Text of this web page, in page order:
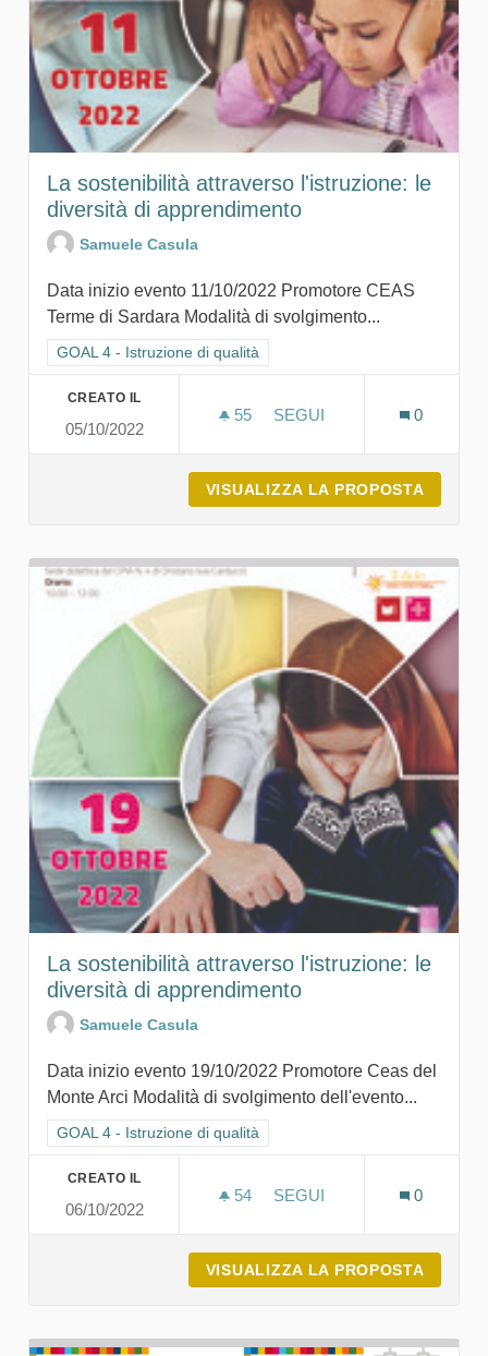
La sostenibilità attraverso l'istruzione: le
diversità di apprendimento
Samuele Casula
Data inizio evento 11/10/2022 Promotore CEAS
Terme di Sardara Modalità di svolgimento...
Filtra i risultati per categoria: GOAL 4 - Istruzione di qualità
GOAL 4 - Istruzione di qualità
CREATO IL
05/10/2022
55 55 SOSTENITORI
SEGUI
0
VISUALIZZA LA PROPOSTA
La sostenibilità attraverso l'istruzione: le
diversità di apprendimento
Samuele Casula
Data inizio evento 19/10/2022 Promotore Ceas del
Monte Arci Modalità di svolgimento dell'evento...
Filtra i risultati per categoria: GOAL 4 - Istruzione di qualità
GOAL 4 - Istruzione di qualità
CREATO IL
06/10/2022
54 54 SOSTENITORI
SEGUI
0
VISUALIZZA LA PROPOSTA